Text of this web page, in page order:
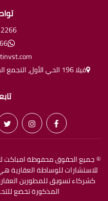
فيلا 196 الحي الأول، التجمع الخامس - القاهرة الجديدة-القاهرة مصر
© جميع الحقوق محفوظة امباكت
للاستشارات للوساطة
كشركاء تسويق للمطورين
المذكورة تخضع